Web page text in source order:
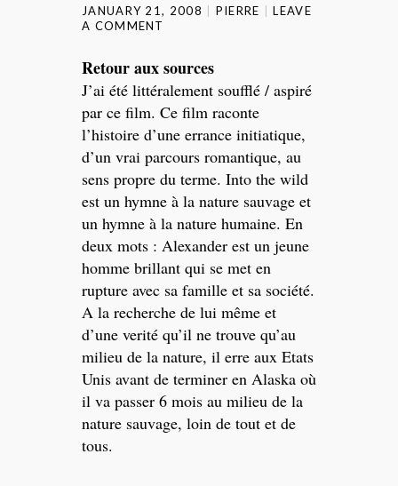
JANUARY 21, 2008 PIERRE
LEAVE
A COMMENT
Retour aux sources
J’ai été littéralement soufflé / aspiré
par ce film. Ce film raconte
l’histoire d’une errance initiatique,
d’un vrai parcours romantique, au
sens propre du terme. Into the wild
est un hymne à la nature sauvage et
un hymne à la nature humaine. En
deux mots : Alexander est un jeune
homme brillant qui se met en
rupture avec sa famille et sa société.
A la recherche de lui même et
d’une verité qu’il ne trouve qu’au
milieu de la nature, il erre aux Etats
Unis avant de terminer en Alaska où
il va passer 6 mois au milieu de la
nature sauvage, loin de tout et de
tous.